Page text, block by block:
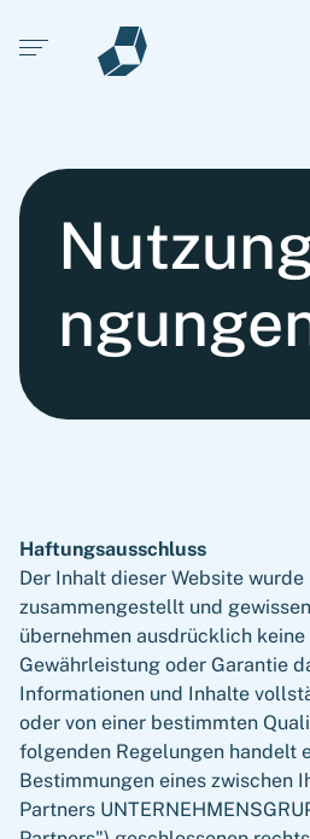
Open main menu
Haftungsausschluss
Der Inhalt dieser Website
zusammengestellt und
übernehmen ausdrücklich
Gewährleistung oder Garantie
Informationen und Inhalte
oder von einer bestimmten
folgenden Regelungen handelt
Bestimmungen eines zwischen
Partners